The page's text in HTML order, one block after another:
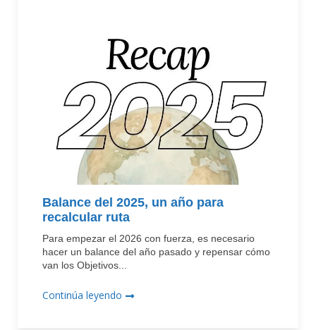
Balance del 2025, un año para
recalcular ruta
Para empezar el 2026 con fuerza, es necesario
hacer un balance del año pasado y repensar cómo
van los Objetivos...
Continúa leyendo